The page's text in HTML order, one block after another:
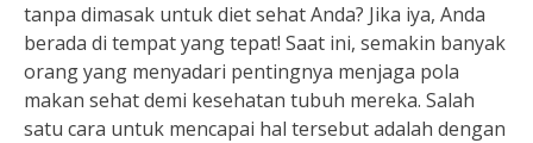
tanpa dimasak untuk diet sehat Anda? Jika iya, Anda
berada di tempat yang tepat! Saat ini, semakin banyak
orang yang menyadari pentingnya menjaga pola
makan sehat demi kesehatan tubuh mereka. Salah
satu cara untuk mencapai hal tersebut adalah dengan